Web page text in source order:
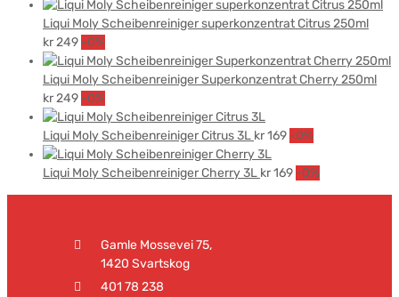
Liqui Moly Scheibenreiniger superkonzentrat Citrus 250ml
kr249 -0%
Liqui Moly Scheibenreiniger Superkonzentrat Cherry 250ml
kr249 -0%
Liqui Moly Scheibenreiniger Citrus 3L kr169 -0%
Liqui Moly Scheibenreiniger Cherry 3L kr169 -0%
Gamle Mossevei 75,
1420 Svartskog
401 78 238